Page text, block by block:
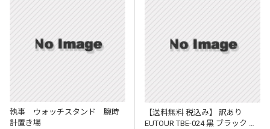
執事 ウォッチスタンド 腕時
計置き場
【送料無料 税込み】 訳あり
EUTOUR TBE-024 黒 ブラック 腕